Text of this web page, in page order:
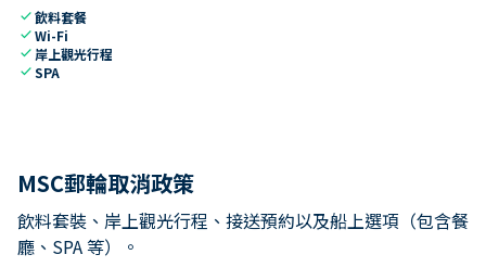
check飲料套餐
checkWi-Fi
check 岸上觀光行程
checkSPA
MSC郵輪取消政策
飲料套裝、岸上觀光行程、接送預約以及船上選項（包含餐
廳、SPA 等）。